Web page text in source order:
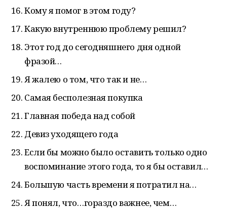
Кому я помог в этом году?
Какую внутреннюю проблему решил?
Этот год до сегодняшнего дня одной
фразой…
Я жалею о том, что так и не…
Самая бесполезная покупка
Главная победа над собой
Девиз уходящего года
Если бы можно было оставить только одно
воспоминание этого года, то я бы оставил…
Большую часть времени я потратил на…
Я понял, что…гораздо важнее, чем…